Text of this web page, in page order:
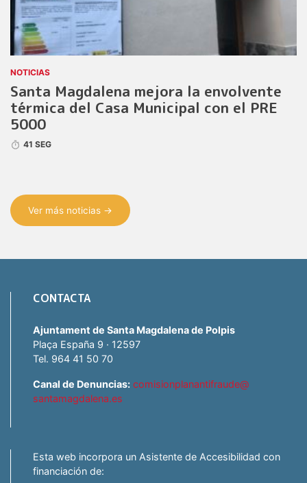
NOTICIAS
Santa Magdalena mejora la envolvente
térmica del Casa Municipal con el PRE
5000
41 SEG
Ver más noticias →
CONTACTA
Ajuntament de Santa Magdalena de Polpis
Plaça España 9 · 12597
Tel. 964 41 50 70
Canal de Denuncias: comisionplanantifraude@
santamagdalena.es
Esta web incorpora un Asistente de Accesibilidad con
financiación de: